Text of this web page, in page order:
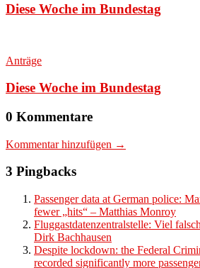
Diese Woche im Bundestag
Anträge
Diese Woche im Bundestag
0 Kommentare
Kommentar hinzufügen →
3 Pingbacks
Passenger data at German police:
fewer „hits“ – Matthias Monroy
Fluggastdatenzentralstelle: Viel
Dirk Bachhausen
Despite lockdown: the Federal
recorded significantly more